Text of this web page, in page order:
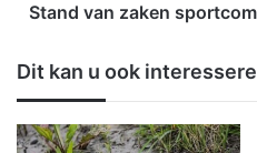
i
j
S
j
n
s
p
Stand van zaken
Dit kan u ook